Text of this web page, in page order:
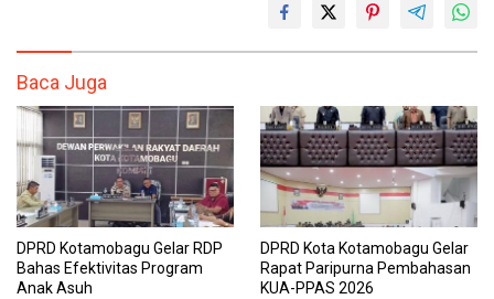
Baca Juga
DPRD Kotamobagu Gelar RDP
Bahas Efektivitas Program
Anak Asuh
DPRD Kota Kotamobagu Gelar
Rapat Paripurna Pembahasan
KUA-PPAS 2026